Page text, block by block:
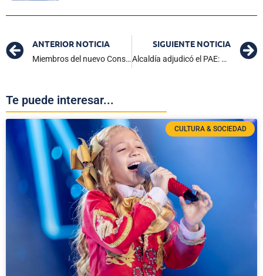
ANTERIOR NOTICIA
Miembros del nuevo Consejo Territorial de Planeación reciben designación y eligen Junta directiva
SIGUIENTE NOTICIA
Alcaldía adjudicó el PAE: Unión Temporal Ciénaga es el nuevo operador por un valor de $ 8.359.241.226
Te puede interesar...
CULTURA & SOCIEDAD